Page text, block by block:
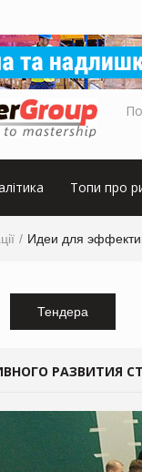
Топи про
Идеи для
Тендера
РАЗВИТИЯ